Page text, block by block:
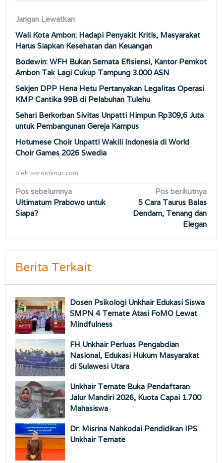
Jangan Lewatkan
Wali Kota Ambon: Hadapi Penyakit Kritis, Masyarakat
Harus Siapkan Kesehatan dan Keuangan
Bodewin: WFH Bukan Semata Efisiensi, Kantor Pemkot
Ambon Tak Lagi Cukup Tampung 3.000 ASN
Sekjen DPP Hena Hetu Pertanyakan Legalitas Operasi
KMP Cantika 99B di Pelabuhan Tulehu
Sehari Berkorban Sivitas Unpatti Himpun Rp309,6 Juta
untuk Pembangunan Gereja Kampus
Hotumese Choir Unpatti Wakili Indonesia di World
Choir Games 2026 Swedia
oleh porostimur.com
Navigasi
pos
Pos sebelumnya
Ultimatum Prabowo untuk
Siapa?
Pos berikutnya
5 Cara Taurus Balas
Dendam, Tenang dan
Elegan
Berita Terkait
Dosen Psikologi Unkhair Edukasi Siswa
SMPN 4 Ternate Atasi FoMO Lewat
Mindfulness
FH Unkhair Perluas Pengabdian
Nasional, Edukasi Hukum Masyarakat
di Sulawesi Utara
Unkhair Ternate Buka Pendaftaran
Jalur Mandiri 2026, Kuota Capai 1.700
Mahasiswa
Dr. Misrina Nahkodai Pendidikan IPS
Unkhair Ternate